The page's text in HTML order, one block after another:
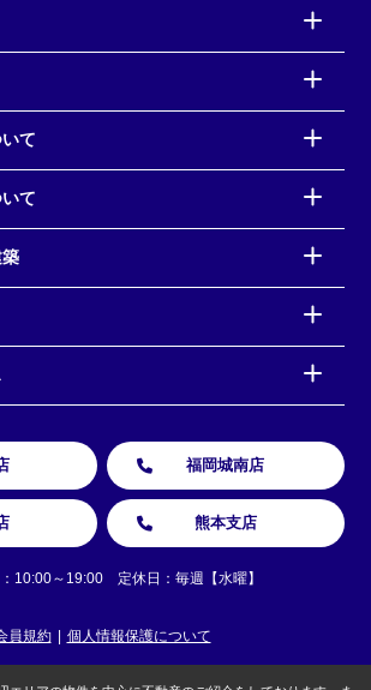
て
て
福岡城南店
熊本支店
10:00～19:00 定休日：毎週【水曜】
員規約 個人情報保護について